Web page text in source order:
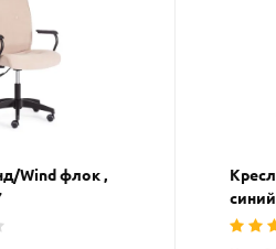
Wind флок ,